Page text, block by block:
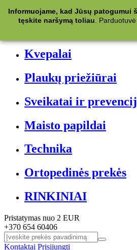
Kategorijos
Kvepalai
Plaukų priežiūrai
Sveikatai ir
Maisto papildai
Technika
Ortopedinės prekės
RINKINIAI
Pristatymas nuo 2 EUR
+370 654 60406
Kontaktai Prisijungti
Informuojame, kad Jūsų patogumui
tęskite naršymą toliau